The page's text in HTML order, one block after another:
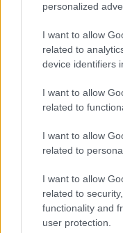
personalized
I want to allow
related to
device identifiers
I want to allow
related to
I want to allow
related to
I want to allow
related to
functionality and
user protection.
Sigue leyendo